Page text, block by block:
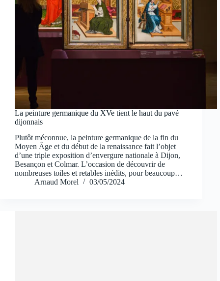
La peinture germanique du XVe tient le haut du pavé
dijonnais
Plutôt méconnue, la peinture germanique de la fin du
Moyen Âge et du début de la renaissance fait l’objet
d’une triple exposition d’envergure nationale à Dijon,
Besançon et Colmar. L’occasion de découvrir de
nombreuses toiles et retables inédits, pour beaucoup…
Arnaud Morel
03/05/2024